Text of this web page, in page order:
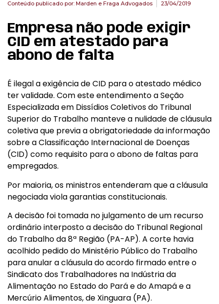
Conteúdo publicado por: Marden e Fraga Advogados 23/04/2019
Empresa não pode exigir
CID em atestado para
abono de falta
É ilegal a exigência de CID para o atestado médico
ter validade. Com este entendimento a Seção
Especializada em Dissídios Coletivos do Tribunal
Superior do Trabalho manteve a nulidade de cláusula
coletiva que previa a obrigatoriedade da informação
sobre a Classificação Internacional de Doenças
(CID) como requisito para o abono de faltas para
empregados.
Por maioria, os ministros entenderam que a cláusula
negociada viola garantias constitucionais.
A decisão foi tomada no julgamento de um recurso
ordinário interposto a decisão do Tribunal Regional
do Trabalho da 8ª Região (PA-AP). A corte havia
acolhido pedido do Ministério Público do Trabalho
para anular a cláusula do acordo firmado entre o
Sindicato dos Trabalhadores na Indústria da
Alimentação no Estado do Pará e do Amapá e a
Mercúrio Alimentos, de Xinguara (PA).